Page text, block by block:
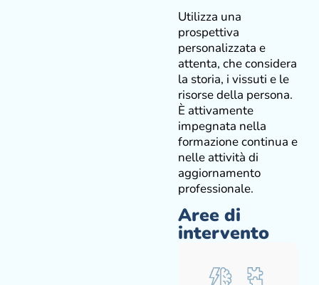
Utilizza una
prospettiva
personalizzata e
attenta, che considera
la storia, i vissuti e le
risorse della persona.
È attivamente
impegnata nella
formazione continua e
nelle attività di
aggiornamento
professionale.
Aree di
intervento